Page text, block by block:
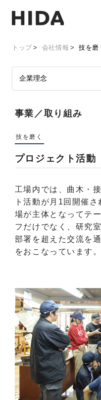
トップ 会社情報 技を磨
事業／取り組み
技を磨く
プロジェクト活動
工場内では、曲木・
ト活動が月1回開催
場が主体となってテ
フだけでなく、研究
部署を超えた交流を
をおこなっています。